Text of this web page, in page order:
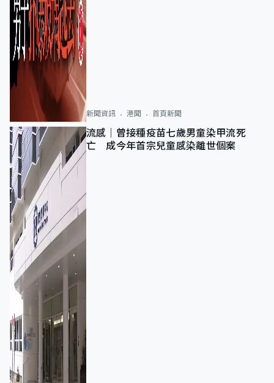
新聞資訊 港聞 首頁新聞
流感｜曾接種疫苗七歲男童染甲流死
亡 成今年首宗兒童感染離世個案